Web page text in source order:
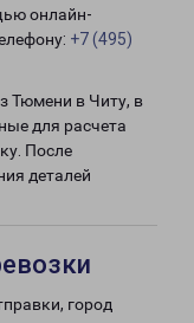
онлайн-
+7 (495)
Тюмени в Читу, в
для расчета
После
деталей
город